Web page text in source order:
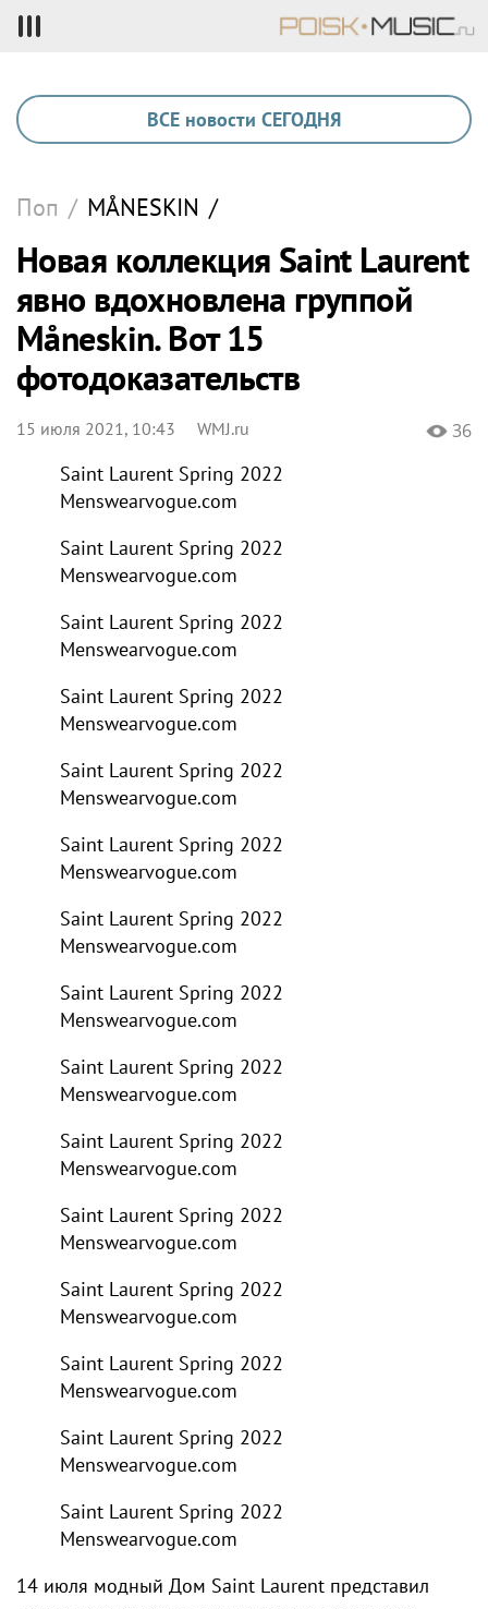
ВСЕ новости СЕГОДНЯ
Поп / MÅNESKIN /
Новая коллекция Saint Laurent
явно вдохновлена группой
Måneskin. Вот 15
фотодоказательств
15 июля 2021, 10:43 WMJ.ru 36
Saint Laurent Spring 2022
Menswearvogue.com
Saint Laurent Spring 2022
Menswearvogue.com
Saint Laurent Spring 2022
Menswearvogue.com
Saint Laurent Spring 2022
Menswearvogue.com
Saint Laurent Spring 2022
Menswearvogue.com
Saint Laurent Spring 2022
Menswearvogue.com
Saint Laurent Spring 2022
Menswearvogue.com
Saint Laurent Spring 2022
Menswearvogue.com
Saint Laurent Spring 2022
Menswearvogue.com
Saint Laurent Spring 2022
Menswearvogue.com
Saint Laurent Spring 2022
Menswearvogue.com
Saint Laurent Spring 2022
Menswearvogue.com
Saint Laurent Spring 2022
Menswearvogue.com
Saint Laurent Spring 2022
Menswearvogue.com
Saint Laurent Spring 2022
Menswearvogue.com
14 июля модный Дом Saint Laurent представил